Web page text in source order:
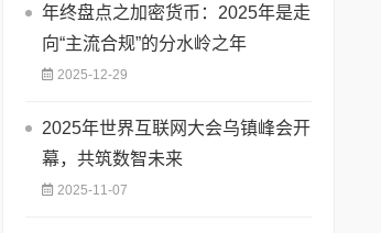
年终盘点之加密货币：2025年是走
向“主流合规”的分水岭之年
2025-12-29
2025年世界互联网大会乌镇峰会开
幕，共筑数智未来
2025-11-07